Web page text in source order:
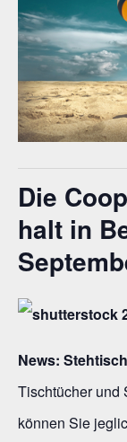
Die
halt in
News:
Tischtücher und
können Sie